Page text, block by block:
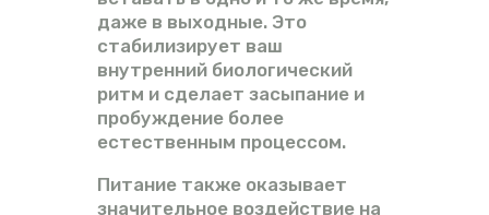
даже в выходные. Это
стабилизирует ваш
внутренний биологический
ритм и сделает засыпание и
пробуждение более
естественным процессом.
Питание также оказывает
значительное воздействие на